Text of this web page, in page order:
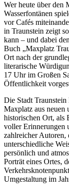
Wer heute über den
Wasserfontänen
vor Cafés
in Traunstein zeigt
kann – und dabei
Buch „Maxplatz
Ort nach der
literarische
17 Uhr im Großen
Öffentlichkeit
Die Stadt Traunstein
Maxplatz aus neuen
historischen Ort, als
voller Erinnerungen
zahlreicher Autoren,
unterschiedliche
persönlich und
Porträt eines Ortes,
Umgestaltung im